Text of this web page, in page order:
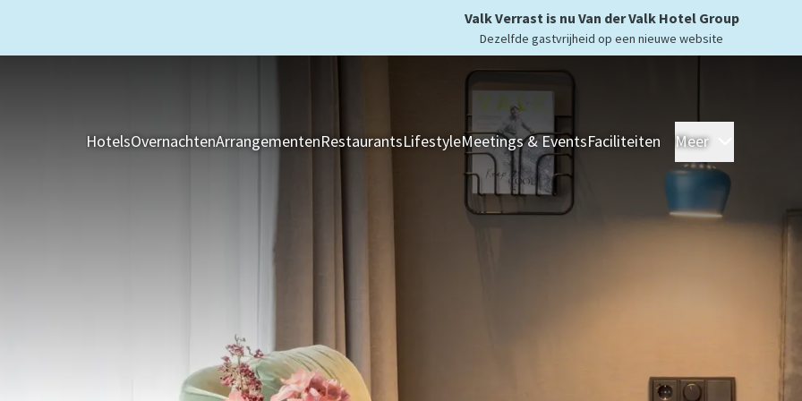
Valk Verrast is nu Van der Valk Hotel Group
Dezelfde gastvrijheid op een nieuwe website
HotelsOvernachtenArrangementenRestaurantsLifestyleMeetings & EventsFaciliteiten Meer